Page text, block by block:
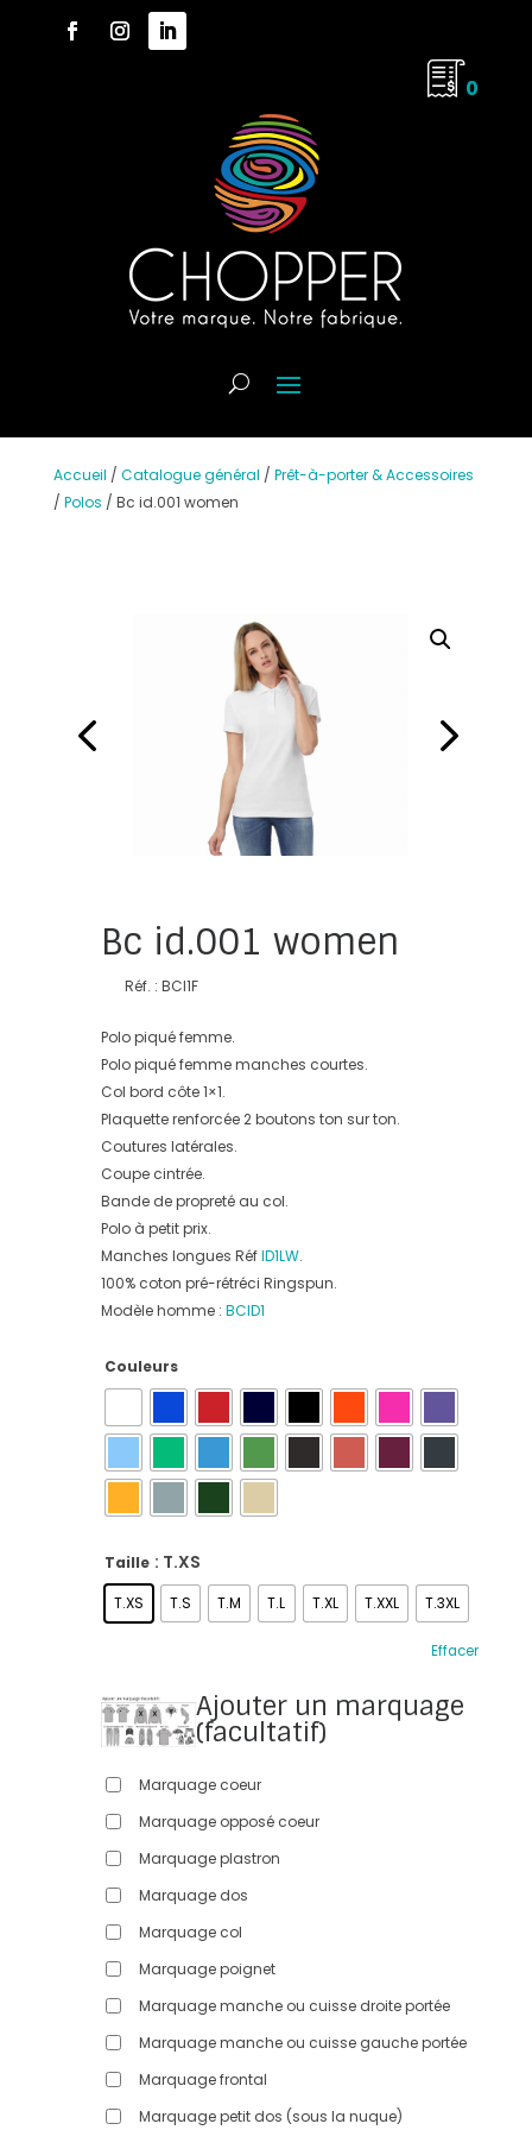
0
Accueil / Catalogue général / Prêt-à-porter & Accessoires
/ Polos / Bc id.001 women
Bc id.001 women
Réf. : BCI1F
Polo piqué femme.
Polo piqué femme manches courtes.
Col bord côte 1×1.
Plaquette renforcée 2 boutons ton sur ton.
Coutures latérales.
Coupe cintrée.
Bande de propreté au col.
Polo à petit prix.
Manches longues RéfID1LW.
100% coton pré-rétréci Ringspun.
Modèle homme : BCID1
Couleurs
Taille : T.XS
T.XS T.S T.M T.L T.XL T.XXL T.3XL
Effacer
Ajouter un marquage
(facultatif)
Marquage coeur
Marquage opposé coeur
Marquage plastron
Marquage dos
Marquage col
Marquage poignet
Marquage manche ou cuisse droite portée
Marquage manche ou cuisse gauche portée
Marquage frontal
Marquage petit dos (sous la nuque)